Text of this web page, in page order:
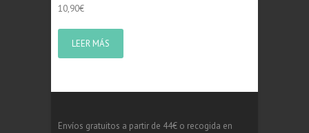
10,90€
LEER MÁS
Envíos gratuitos a partir de 44€ o recogida en